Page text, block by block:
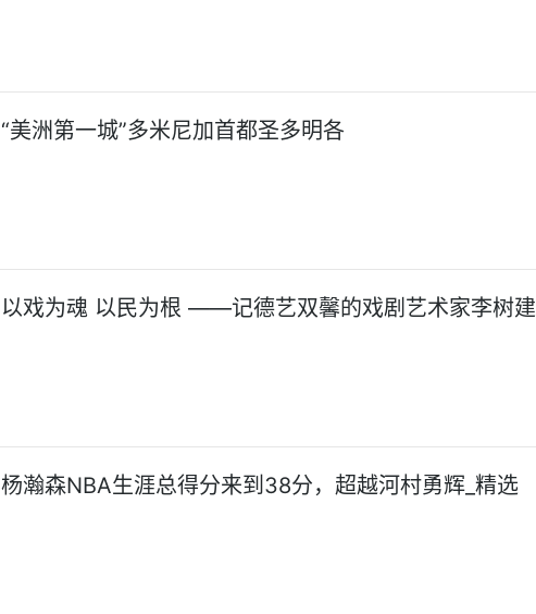
“美洲第一城”多米尼加首都圣多明各
以戏为魂 以民为根 ——记德艺双馨的戏剧艺术家李树建
杨瀚森NBA生涯总得分来到38分，超越河村勇辉_精选